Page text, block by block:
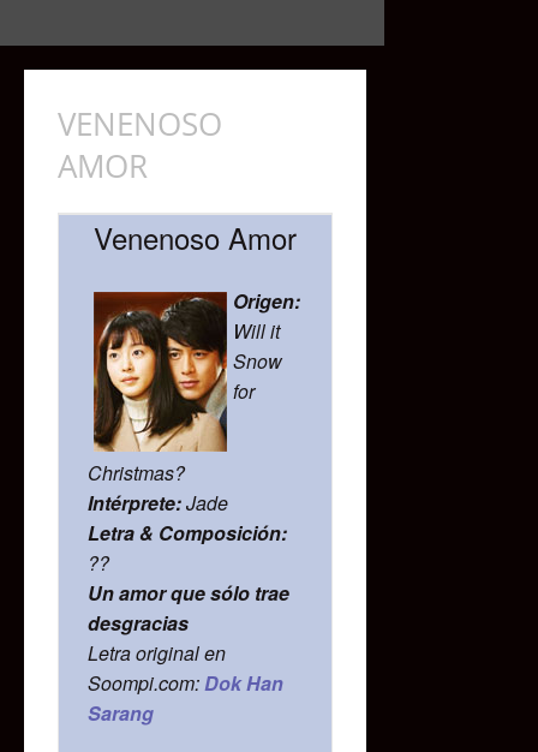
VENENOSO
AMOR
Venenoso Amor
Origen:
Will it
Snow
for
Christmas?
Intérprete:Jade
Letra & Composición:
??
Un amor que sólo trae
desgracias
Letra original en
Soompi.com: Dok Han
Sarang